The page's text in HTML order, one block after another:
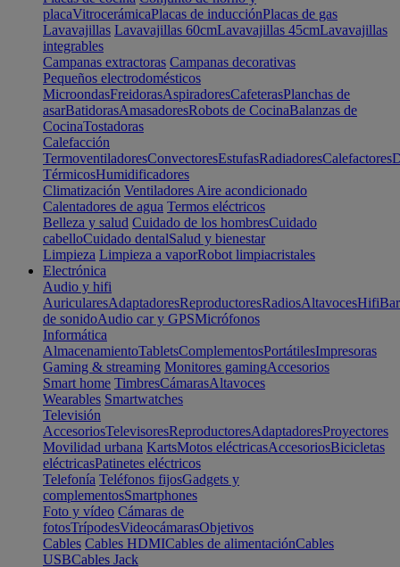
placaVitrocerámicaPlacas de inducciónPlacas de gas
Lavavajillas Lavavajillas 60cmLavavajillas 45cmLavavajillas
integrables
Campanas extractoras Campanas decorativas
Pequeños electrodomésticos
MicroondasFreidorasAspiradoresCafeterasPlanchas de
asarBatidorasAmasadoresRobots de CocinaBalanzas de
CocinaTostadoras
Calefacción
TermoventiladoresConvectoresEstufasRadiadoresCalefactores
TérmicosHumidificadores
Climatización Ventiladores Aire acondicionado
Calentadores de agua Termos eléctricos
Belleza y salud Cuidado de los hombresCuidado
cabelloCuidado dentalSalud y bienestar
Limpieza Limpieza a vaporRobot limpiacristales
Electrónica
Audio y hifi
AuricularesAdaptadoresReproductoresRadiosAltavocesHifi
de sonidoAudio car y GPSMicrófonos
Informática
AlmacenamientoTabletsComplementosPortátilesImpresoras
Gaming & streaming Monitores gamingAccesorios
Smart home TimbresCámarasAltavoces
Wearables Smartwatches
Televisión
AccesoriosTelevisoresReproductoresAdaptadoresProyectores
Movilidad urbana KartsMotos eléctricasAccesoriosBicicletas
eléctricasPatinetes eléctricos
Telefonía Teléfonos fijosGadgets y
complementosSmartphones
Foto y vídeo Cámaras de
fotosTrípodesVideocámarasObjetivos
Cables Cables HDMICables de alimentaciónCables
USBCables Jack